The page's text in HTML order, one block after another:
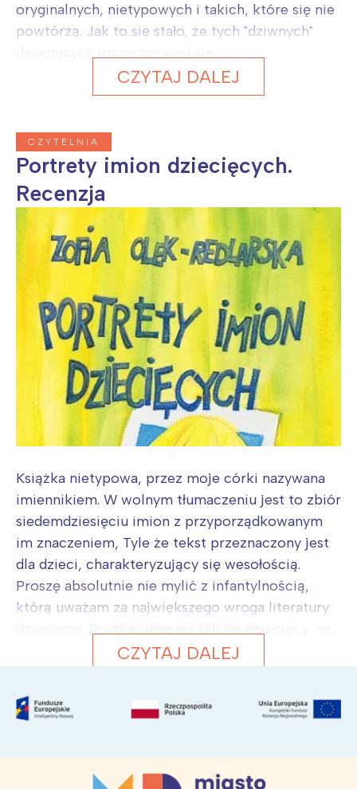
oryginalnych, nietypowych i takich, które się nie
powtórzą. Jak to się stało, że tych "dziwnych"
CZYTAJ DALEJ
CZYTELNIA
Portrety imion dziecięcych.
Recenzja
Książka nietypowa, przez moje córki nazywana
imiennikiem. W wolnym tłumaczeniu jest to zbiór
siedemdziesięciu imion z przyporządkowanym
im znaczeniem, Tyle że tekst przeznaczony jest
dla dzieci, charakteryzujący się wesołością.
Proszę absolutnie nie mylić z infantylnością,
którą uważam za największego wroga literatury
CZYTAJ DALEJ